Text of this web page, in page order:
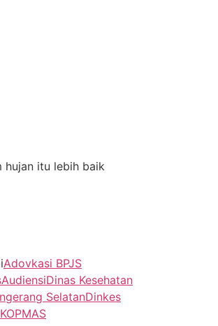
hujan itu lebih baik
Adovkasi BPJS
AudiensiDinas Kesehatan
SelatanDinkes
KOPMAS